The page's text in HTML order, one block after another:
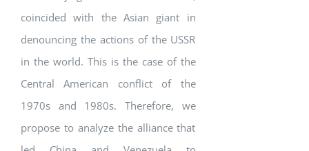
coincided with the Asian giant in
denouncing the actions of the USSR
in the world. This is the case of the
Central American conflict of the
1970s and 1980s. Therefore, we
propose to analyze the alliance that